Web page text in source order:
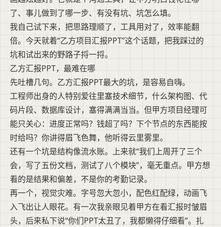
了、事儿做到了哪一步、有没有坑、坑怎么填。
我自己试下来，把思路理顺了，工具用对了，效率能翻
倍。今天就着“乙方项目汇报PPT”这个话题，把我踩过的
坑和试出来的野路子捋一捋。
乙方汇报PPT，最难在哪
先吐槽几句。乙方汇报PPT最大的坑，是容易自嗨。
工程师出身的人特别爱往里塞技术细节，什么架构图、代
码片段、数据库设计，塞得满满当当。但甲方项目经理可
能只关心：进度正常吗？钱超了吗？下个节点的东西能按
时给吗？你讲得眉飞色舞，他听得云里雾里。
还有一个坑是结构像流水账。上来就“我们上周开了三个
会，写了五份文档，测试了八个模块”，毫无重点。甲方想
看的是结果和偏差，不是你的考勤记录。
再一个，视觉灾难。字号忽大忽小，配色红配绿，动画飞
入飞出让人眼花。有一次我亲眼见着甲方在看汇报时皱眉
头，后来私下说“你们PPT太丑了，我都懒得仔细看”。扎